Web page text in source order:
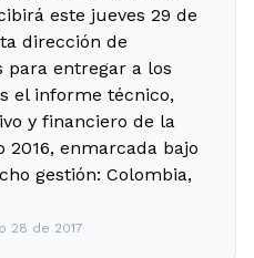
este jueves 29 de
dirección de
para entregar a los
el informe técnico,
y financiero de la
2016, enmarcada bajo
gestión: Colombia,
28 de 2017